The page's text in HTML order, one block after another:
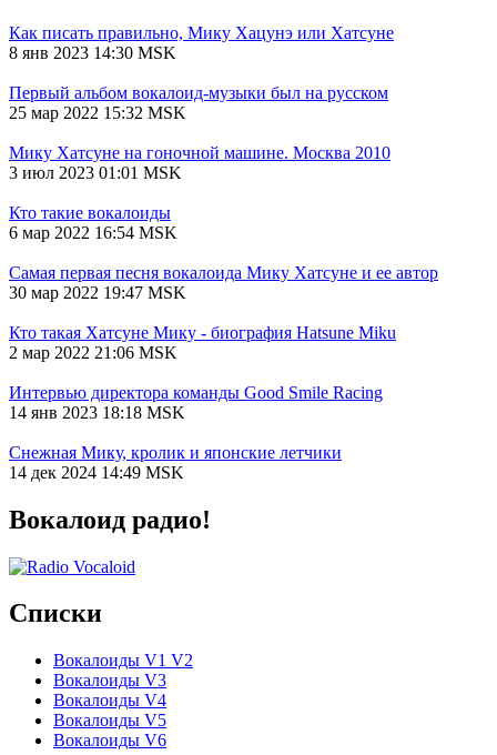
Как писать правильно, Мику Хацунэ или Хатсуне
8 янв 2023 14:30 MSK
Первый альбом вокалоид-музыки был на русском
25 мар 2022 15:32 MSK
Мику Хатсуне на гоночной машине. Москва 2010
3 июл 2023 01:01 MSK
Кто такие вокалоиды
6 мар 2022 16:54 MSK
Самая первая песня вокалоида Мику Хатсуне и ее автор
30 мар 2022 19:47 MSK
Кто такая Хатсуне Мику - биография Hatsune Miku
2 мар 2022 21:06 MSK
Интервью директора команды Good Smile Racing
14 янв 2023 18:18 MSK
Снежная Мику, кролик и японские летчики
14 дек 2024 14:49 MSK
Вокалоид радио!
Списки
Вокалоиды V1 V2
Вокалоиды V3
Вокалоиды V4
Вокалоиды V5
Вокалоиды V6